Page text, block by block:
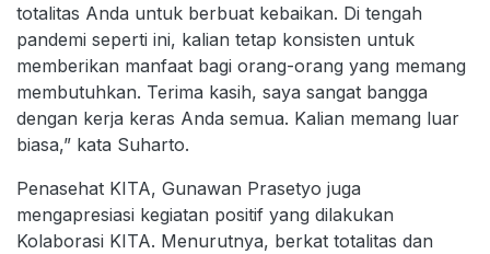
totalitas Anda untuk berbuat kebaikan. Di tengah
pandemi seperti ini, kalian tetap konsisten untuk
memberikan manfaat bagi orang-orang yang memang
membutuhkan. Terima kasih, saya sangat bangga
dengan kerja keras Anda semua. Kalian memang luar
biasa,” kata Suharto.
Penasehat KITA, Gunawan Prasetyo juga
mengapresiasi kegiatan positif yang dilakukan
Kolaborasi KITA. Menurutnya, berkat totalitas dan